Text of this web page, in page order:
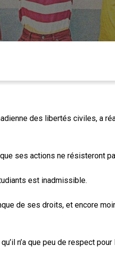
des libertés civiles, a
ses actions ne résisteront
est inadmissible.
de ses droits, et encore
n’a que peu de respect